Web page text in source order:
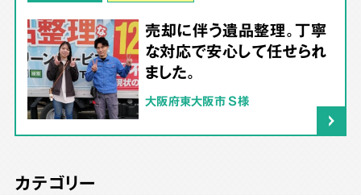
売却に伴う遺品整理。丁寧
な対応で安心して任せられ
ました。
大阪府東大阪市 S様
カテゴリー